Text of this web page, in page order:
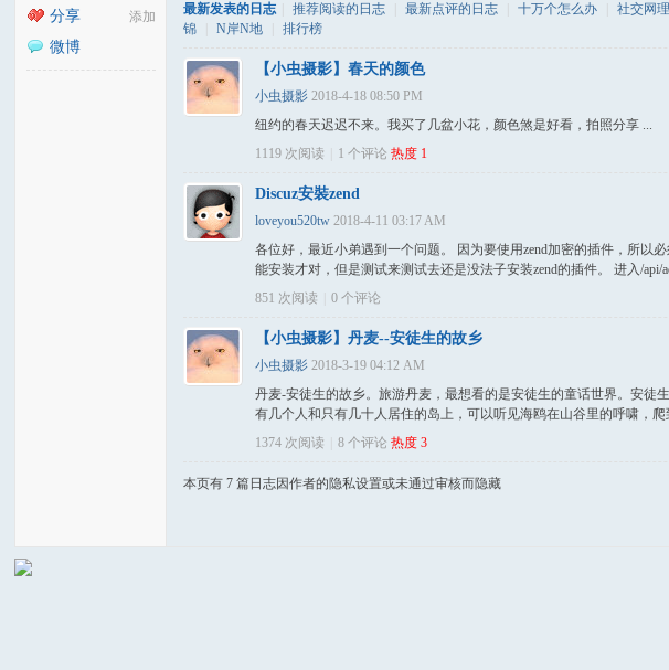
添加
分享
微博
最新发表的日志 推荐阅读的日志 最新点评的日志 十万个怎么办 社交网
锦
N岸N地 排行榜
【小虫摄影】春天的颜色
小虫摄影 2018-4-18 08:50 PM
纽约的春天迟迟不来。我买了几盆小花，颜色煞是好看，拍照分享 ...
1119 次阅读
1 个评论 热度 1
Discuz安裝zend
loveyou520tw 2018-4-11 03:17 AM
各位好，最近小弟遇到一个问题。 因为要使用zend加密的插件，所以
能安装才对，但是测试来测试去还是没法子安装zend的插件。 进入/api/
851 次阅读
0 个评论
【小虫摄影】丹麦--安徒生的故乡
小虫摄影 2018-3-19 04:12 AM
丹麦-安徒生的故乡。旅游丹麦，最想看的是安徒生的童话世界。安徒
有几个人和只有几十人居住的岛上，可以听见海鸥在山谷里的呼啸，
1374 次阅读
8 个评论 热度3
本页有 7 篇日志因作者的隐私设置或未通过审核而隐藏